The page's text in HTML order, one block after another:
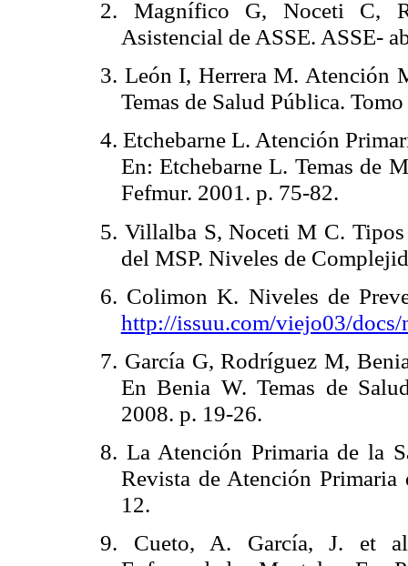
2. Magnífico G, Noceti C,
Asistencial de ASSE. ASSE-
3. León I, Herrera M. Atención
Temas de Salud Pública.
4. Etchebarne L. Atención
En: Etchebarne L. Temas de
Fefmur. 2001. p. 75-82.
5. Villalba S, Noceti M C.
del MSP. Niveles de
6. Colimon K. Niveles de
http://issuu.com/viejo03/docs/
7. García G, Rodríguez M,
En Benia W. Temas de
2008. p. 19-26.
8. La Atención Primaria de la
Revista de Atención
12.
9. Cueto, A. García, J. et